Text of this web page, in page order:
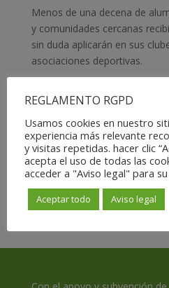
Menos de una decena de
y comunidades cercanas
sin duda aplicarán en sus
asociaciones deportivas.
en el siguiente
enlace: https://
hp?id=465
Sin duda una importante
permite disponer de un tejido
completamente operativo y
REGLAMENTO RGPD
Usamos cookies en nuestro
experiencia más relevante
y visitas repetidas. hacer clic
acepta el uso de todas las
acceder a "Aviso legal" para
Aceptar todo Aviso legal